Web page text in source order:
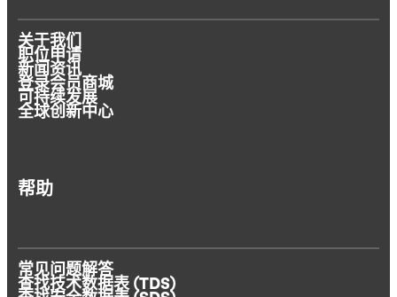
关于我们
职位申请
新闻资讯
登录会员商城
可持续发展
全球创新中心
帮助
常见问题解答
查找技术数据表 (TDS)